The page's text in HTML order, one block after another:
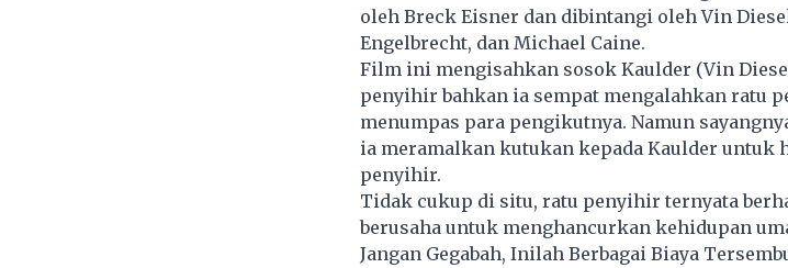
oleh Breck Eisner dan dibintangi oleh Vin
Engelbrecht, dan Michael Caine.
Film ini mengisahkan sosok Kaulder (Vin
penyihir bahkan ia sempat mengalahkan ratu
menumpas para pengikutnya. Namun
ia meramalkan kutukan kepada Kaulder untuk
penyihir.
Tidak cukup di situ, ratu penyihir ternyata
berusaha untuk menghancurkan kehidupan
Jangan Gegabah, Inilah Berbagai Biaya